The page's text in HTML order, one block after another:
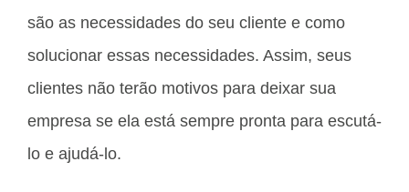
são as necessidades do seu cliente e como
solucionar essas necessidades. Assim, seus
clientes não terão motivos para deixar sua
empresa se ela está sempre pronta para escutá-
lo e ajudá-lo.